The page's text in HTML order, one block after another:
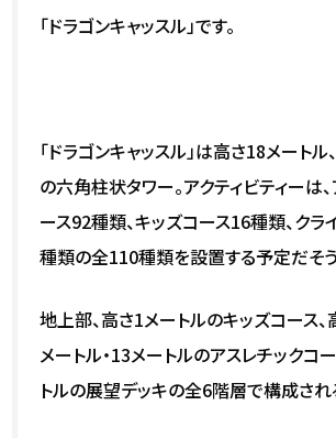
「ドラゴンキャッスル」です。
「ドラゴンキャッスル」は高さ18メート
の六角柱状タワー。アクティビティーは
ース92種類、キッズコース16種類、クラ
種類の全110種類を設置する予定だそう
地上部、高さ1メートルのキッズコース、
メートル・13メートルのアスレチックコ
トルの展望デッキの全6階層で構成され